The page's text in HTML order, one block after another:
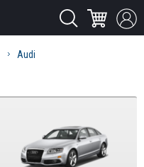
Audi